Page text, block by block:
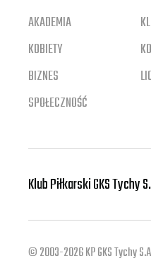
AKADEMIA
KOBIETY
BIZNES
SPOŁECZNOŚĆ
Klub Piłkarski GKS Tychy
© 2003-2026 KP GKS Tychy